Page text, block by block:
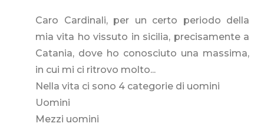
Caro Cardinali, per un certo periodo della
mia vita ho vissuto in sicilia, precisamente a
Catania, dove ho conosciuto una massima,
in cui mi ci ritrovo molto...
Nella vita ci sono 4 categorie di uomini
Uomini
Mezzi uomini